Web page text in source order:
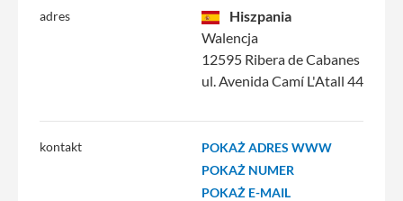
adres
Hiszpania
Walencja
12595 Ribera de Cabanes
ul. Avenida Camí L'Atall 44
kontakt
POKAŻ ADRES WWW
POKAŻ NUMER
POKAŻ E-MAIL